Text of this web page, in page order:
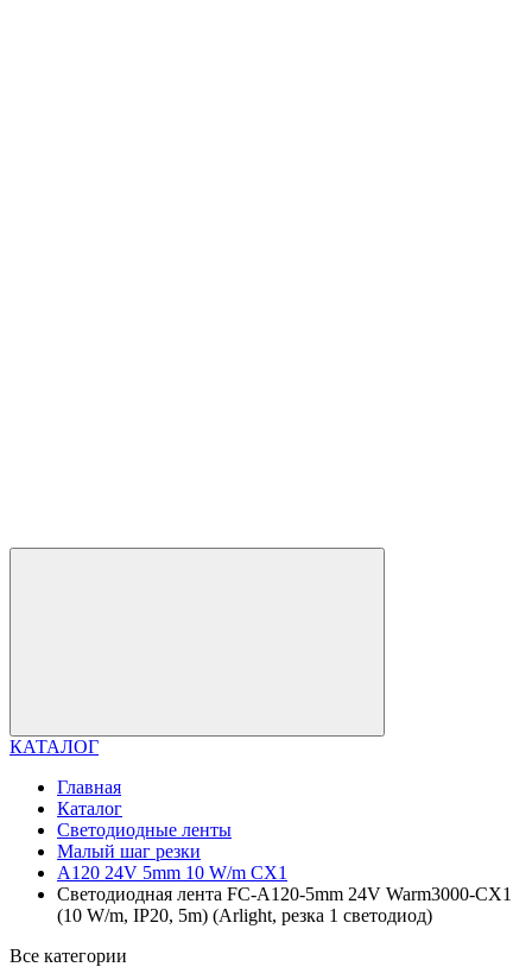
КАТАЛОГ
Главная
Каталог
Светодиодные ленты
Малый шаг резки
A120 24V 5mm 10 W/m CX1
Светодиодная лента FC-A120-5mm 24V Warm3000-CX1
(10 W/m, IP20, 5m) (Arlight, резка 1 светодиод)
Все категории